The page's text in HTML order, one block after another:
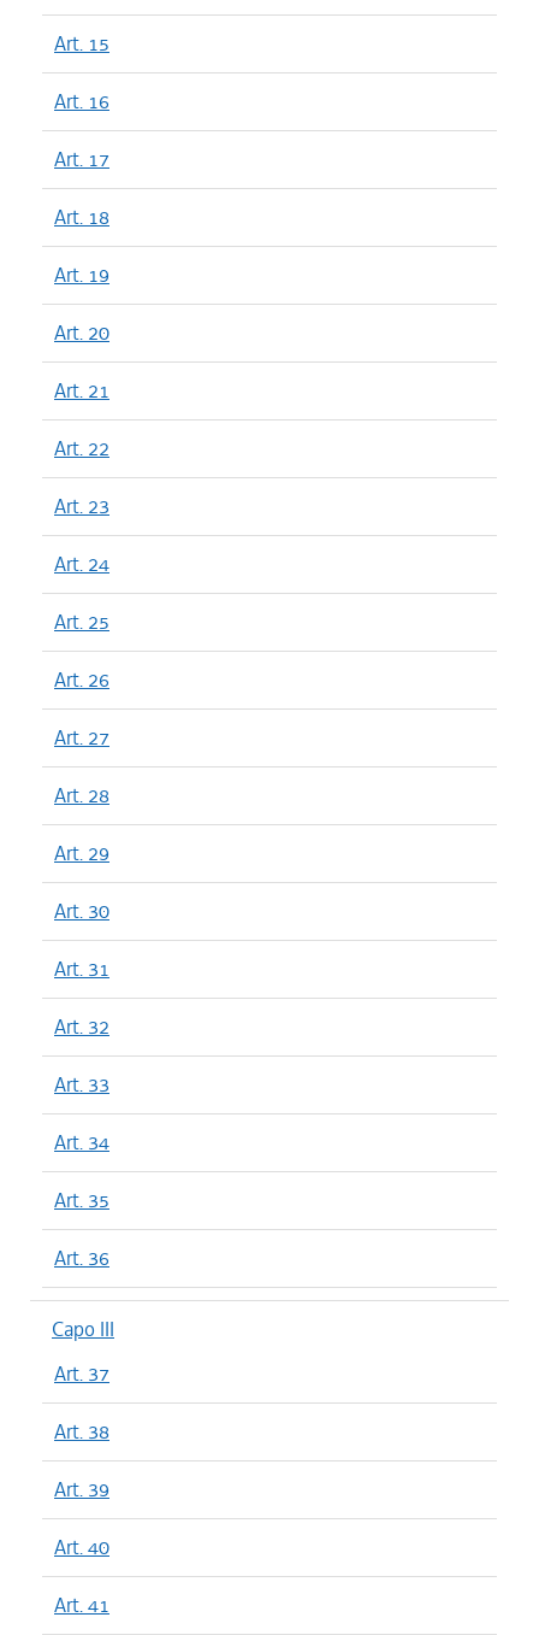
Art. 15
Art. 16
Art. 17
Art. 18
Art. 19
Art. 20
Art. 21
Art. 22
Art. 23
Art. 24
Art. 25
Art. 26
Art. 27
Art. 28
Art. 29
Art. 30
Art. 31
Art. 32
Art. 33
Art. 34
Art. 35
Art. 36
Capo III
Art. 37
Art. 38
Art. 39
Art. 40
Art. 41